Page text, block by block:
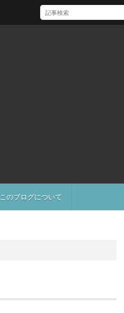
このブログについて
[Mac]Mac mini M1 がいい感じ